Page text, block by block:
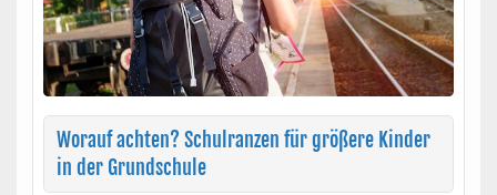
Worauf achten? Schulranzen für größere Kinder
in der Grundschule